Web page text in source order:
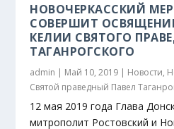
НОВОЧЕРКАССКИЙ
СОВЕРШИТ
КЕЛИИ СВЯТОГО
ТАГАНРОГСКОГО
admin | Май 10, 2019 | Новости,
Святой праведный Павел
12 мая 2019 года Глава
митрополит Ростовский и